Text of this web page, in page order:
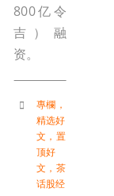
800亿令
吉）融
资。
專欄 ，
精选好
文 ， 置
顶好
文 ， 茶
话股经